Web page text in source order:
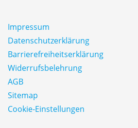
Impressum
Datenschutz­erklärung
Barrierefreiheitserklärung
Widerrufsbelehrung
AGB
Sitemap
Cookie-Einstellungen